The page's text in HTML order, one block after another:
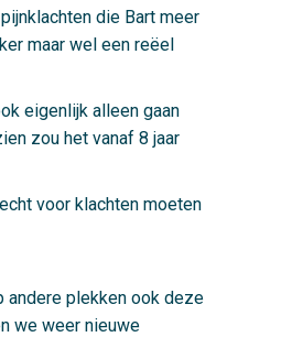
die Bart meer
maar wel een reëel
eigenlijk alleen gaan
zou het vanaf 8 jaar
voor klachten moeten
andere plekken ook deze
we weer nieuwe